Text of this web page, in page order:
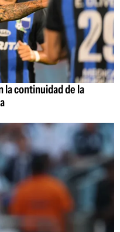
la continuidad de la